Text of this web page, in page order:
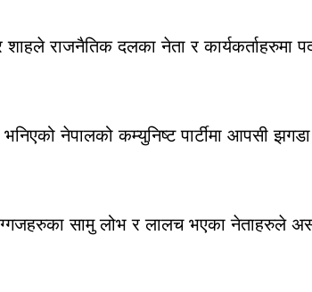
राजनैतिक दलका नेता र कार्यकर्ताहरुमा
नेपालको कम्युनिष्ट पार्टीमा आपसी
सामु लोभ र लालच भएका